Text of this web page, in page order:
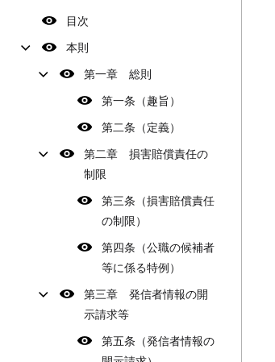
目次
本則
第一章 総則
第一条（趣旨）
第二条（定義）
第二章 損害賠償責任の
制限
第三条（損害賠償責任
の制限）
第四条（公職の候補者
等に係る特例）
第三章 発信者情報の開
示請求等
第五条（発信者情報の